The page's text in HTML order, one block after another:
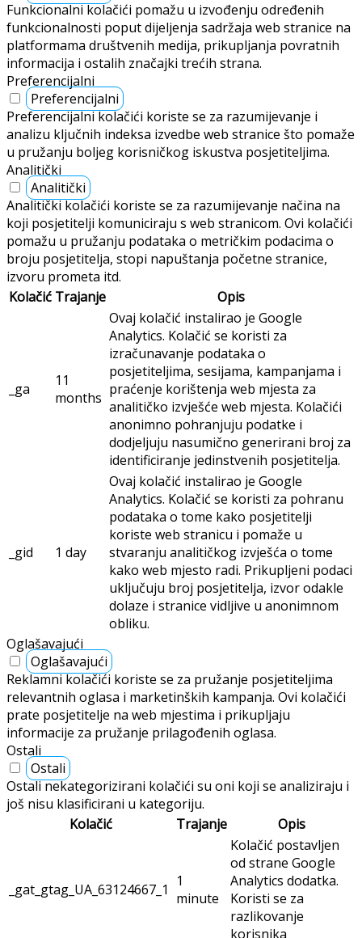
Funkcionalni kolačići pomažu u izvođenju određenih
funkcionalnosti poput dijeljenja sadržaja web stranice na
platformama društvenih medija, prikupljanja povratnih
informacija i ostalih značajki trećih strana.
Preferencijalni
Preferencijalni
Preferencijalni kolačići koriste se za razumijevanje i
analizu ključnih indeksa izvedbe web stranice što pomaže
u pružanju boljeg korisničkog iskustva posjetiteljima.
Analitički
Analitički
Analitički kolačići koriste se za razumijevanje načina na
koji posjetitelji komuniciraju s web stranicom. Ovi kolačići
pomažu u pružanju podataka o metričkim podacima o
broju posjetitelja, stopi napuštanja početne stranice,
izvoru prometa itd.
Kolačić Trajanje Opis
_ga
11
months
Ovaj kolačić instalirao je Google
Analytics. Kolačić se koristi za
izračunavanje podataka o
posjetiteljima, sesijama, kampanjama i
praćenje korištenja web mjesta za
analitičko izvješće web mjesta. Kolačići
anonimno pohranjuju podatke i
dodjeljuju nasumično generirani broj za
identificiranje jedinstvenih posjetitelja.
_gid 1 day
Ovaj kolačić instalirao je Google
Analytics. Kolačić se koristi za pohranu
podataka o tome kako posjetitelji
koriste web stranicu i pomaže u
stvaranju analitičkog izvješća o tome
kako web mjesto radi. Prikupljeni podaci
uključuju broj posjetitelja, izvor odakle
dolaze i stranice vidljive u anonimnom
obliku.
Oglašavajući
Oglašavajući
Reklamni kolačići koriste se za pružanje posjetiteljima
relevantnih oglasa i marketinških kampanja. Ovi kolačići
prate posjetitelje na web mjestima i prikupljaju
informacije za pružanje prilagođenih oglasa.
Ostali
Ostali
Ostali nekategorizirani kolačići su oni koji se analiziraju i
još nisu klasificirani u kategoriju.
Kolačić
Trajanje Opis
_gat_gtag_UA_63124667_1
1
minute
Kolačić postavljen
od strane Google
Analytics dodatka.
Koristi se za
razlikovanje
korisnika